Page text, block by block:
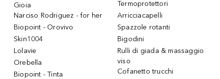
Gioia
Narciso Rodriguez - for her
Biopoint - Orovivo
Skin1004
Lolavie
Orebella
Biopoint - Tinta
Termoprotettori
Arricciacapelli
Spazzole rotanti
Bigodini
Rulli di giada & massaggio
viso
Cofanetto trucchi